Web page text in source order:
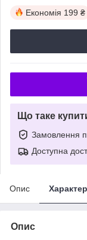
Економія 199 ₴
Що таке
Замовлення
Доступна
Опис
Опис